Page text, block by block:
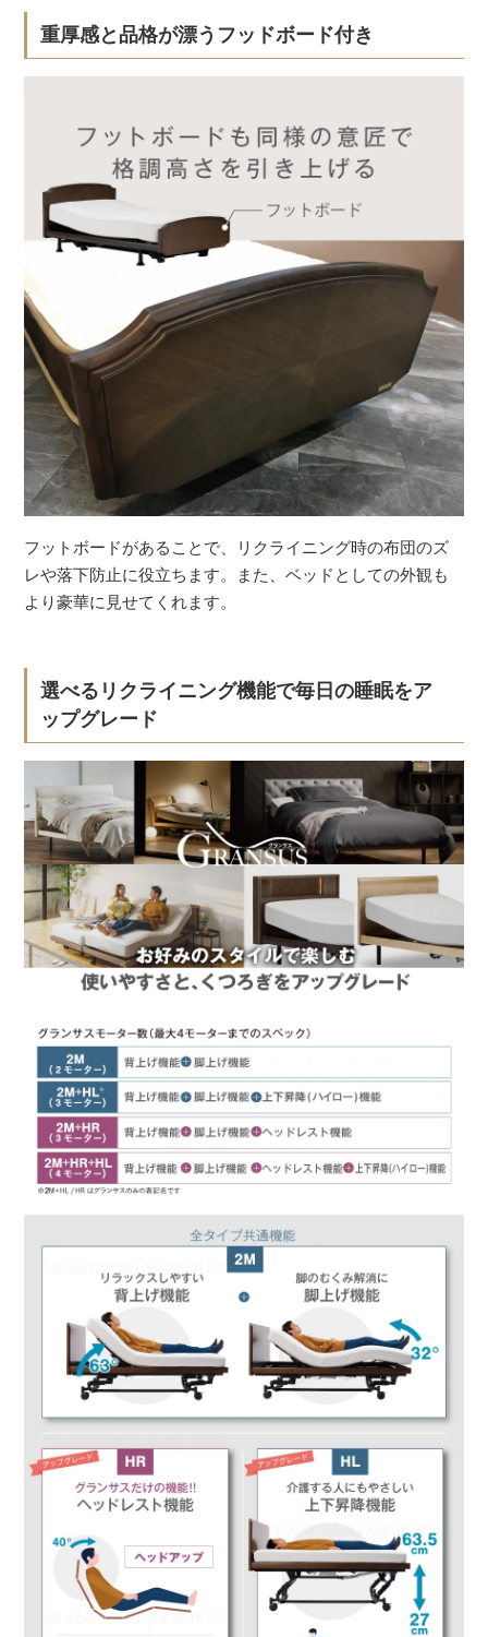
重厚感と品格が漂うフッドボード付き
フットボードがあることで、リクライニング時の布団のズ
レや落下防止に役立ちます。また、ベッドとしての外観も
より豪華に見せてくれます。
選べるリクライニング機能で毎日の睡眠をア
ップグレード